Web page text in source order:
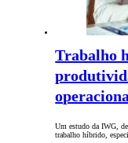
Trabalho
Um estudo da IWG,
trabalho híbrido,